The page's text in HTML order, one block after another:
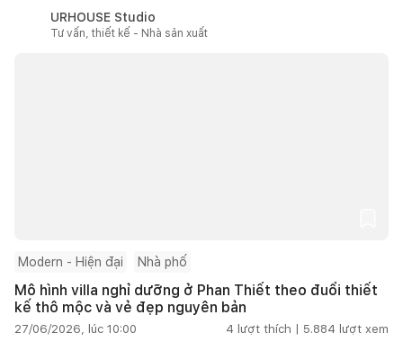
URHOUSE Studio
Tư vấn, thiết kế - Nhà sản xuất
Modern - Hiện đại Nhà phố
Mô hình villa nghỉ dưỡng ở Phan Thiết theo đuổi thiết
kế thô mộc và vẻ đẹp nguyên bản
27/06/2026, lúc 10:00 4 lượt thích | 5.884 lượt xem
Kết nối thiết kế, thi công